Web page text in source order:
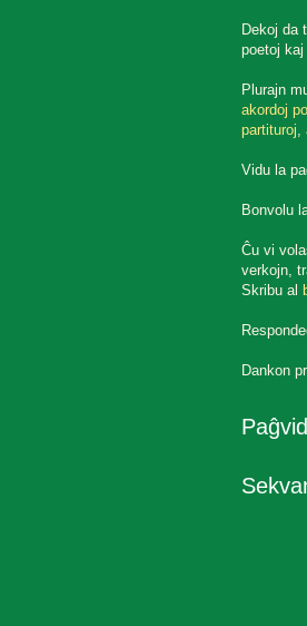
Dekoj da
poetoj
Plurajn
akordoj
partituroj,
Vidu la
Bonvolu
Ĉu vi
verkojn,
Skribu al
Dankon